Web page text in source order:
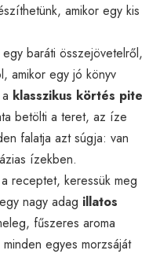
amikor egy kis
baráti összejövetelről,
amikor egy jó könyv
klasszikus körtés pite
betölti a teret, az íze
falatja azt súgja: van
ízekben.
receptet, keressük meg
nagy adag illatos
fűszeres aroma
egyes morzsáját